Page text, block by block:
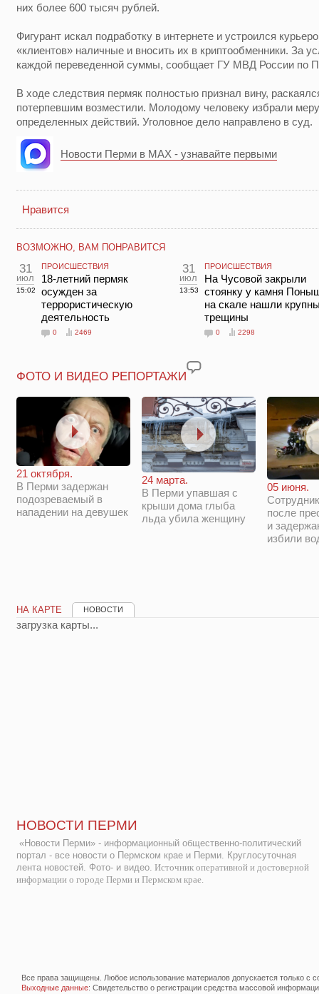
них более 600 тысяч рублей.
Фигурант искал подработку в интернете и устроился
«клиентов» наличные и вносить их в криптообменники. За
каждой переведенной суммы, сообщает ГУ МВД России по
В ходе следствия пермяк полностью признал вину,
потерпевшим возместили. Молодому человеку избрали
определенных действий. Уголовное дело направлено в суд.
Новости Перми в MAX - узнавайте первыми
Нравится
ВОЗМОЖНО, ВАМ ПОНРАВИТСЯ
31
июл
15:02
ПРОИСШЕСТВИЯ
18-летний пермяк
осужден за
террористическую
деятельность
0 2469
31
июл
13:53
ПРОИСШЕСТВИЯ
На Чусовой закрыли
стоянку у камня
на скале нашли
трещины
0 2298
ФОТО И ВИДЕО РЕПОРТАЖИ
21 октября.
В Перми задержан
подозреваемый в
нападении на девушек
24 марта.
В Перми упавшая с
крыши дома глыба
льда убила женщину
05 июня.
после
и
избили
НА КАРТЕ НОВОСТИ
загрузка карты...
НОВОСТИ ПЕРМИ
«Новости Перми» - информационный общественно-политический
портал - все новости о Пермском крае и Перми. Круглосуточная
лента новостей. Фото- и видео. Источник оперативной и достоверной
информации о городе Перми и Пермском крае.
Все права защищены. Любое использование материалов допускается только с
Выходные данные: Свидетельство о регистрации средства массовой